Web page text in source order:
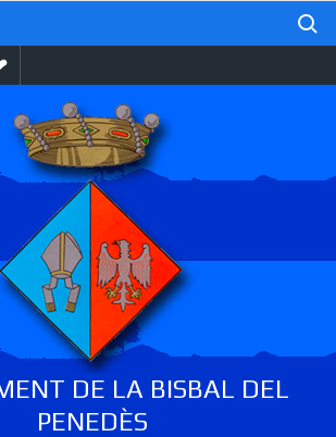
Ebando
DE LA BISBAL DEL
PENEDÈS